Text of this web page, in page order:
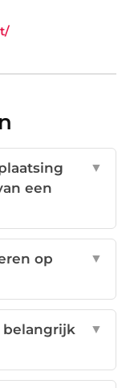
een
▼
op
▼
belangrijk
▼